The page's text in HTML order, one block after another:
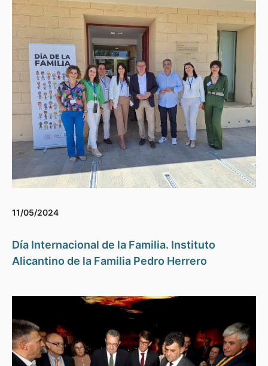
11/05/2024
Día Internacional de la Familia. Instituto
Alicantino de la Familia Pedro Herrero